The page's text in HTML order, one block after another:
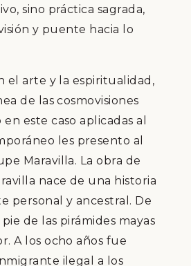
sino práctica sagrada,
y puente hacia lo
el arte y la espiritualidad,
de las cosmovisiones
este caso aplicadas al
les presento al
Maravilla. La obra de
nace de una historia
personal y ancestral. De
de las pirámides mayas
A los ocho años fue
ilegal a los